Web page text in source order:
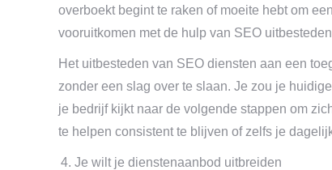
overboekt begint te raken of moeite hebt om
vooruitkomen met de hulp van SEO
Het uitbesteden van SEO diensten aan een
zonder een slag over te slaan. Je zou je
je bedrijf kijkt naar de volgende stappen om
te helpen consistent te blijven of zelfs je
Je wilt je dienstenaanbod uitbreiden